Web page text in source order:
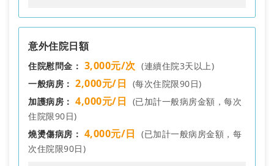
完全骨折
不完全骨折
骨骼龜裂
1. 鼻骨、眶骨
(含顴骨)
0萬元 0萬元
2. 掌骨、指骨 0萬元 0萬元 0萬元
3. 蹠骨、趾骨 0萬元 0萬元 0萬元
4. 下顎
意外住院日額
住院慰問金： 3,000元/次 (連續住院3天以上)
一般病房： 2,000元/日
(每次住院限90日)
加護病房： 4,000元/日
(已加計一般病房金額，每次
住院限90日)
燒燙傷病房： 4,000元/日
(已加計一般病房金額，每
次住院限90日)